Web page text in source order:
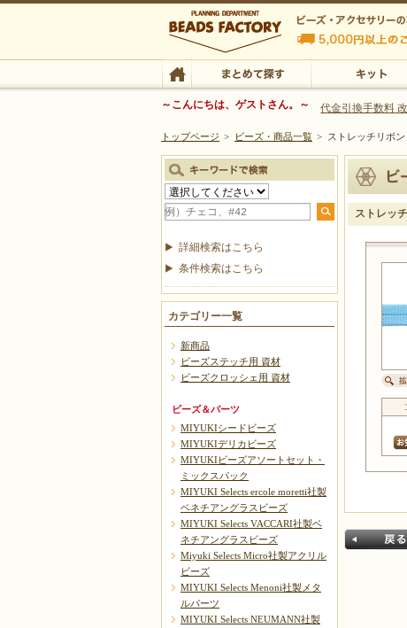
ビーズファクトリー ビーズ・パーツ・金具など・
ビーズ・アクセサリー
ビーズ・アクセサリーの専門店 ビーズファクトリ
TOP まとめて探す
～こんにちは、ゲストさん。～ 代金引換手数料
トップページ > ビーズ・商品一覧 > ストレッチリボ
ストレッ
詳細検索はこちら
条件検索はこちら
カテゴリー一覧
新商品
ビーズステッチ用 資材
ビーズクロッシェ用 資材
ビーズ＆パーツ
MIYUKIシードビーズ
MIYUKIデリカビーズ
MIYUKIビーズアソートセット・
ミックスパック
MIYUKI Selects ercole moretti社製
ベネチアングラスビーズ
MIYUKI Selects VACCARI社製ベ
ネチアングラスビーズ
Miyuki Selects Micro社製アクリル
ビーズ
MIYUKI Selects Menoni社製メタ
ルパーツ
MIYUKI Selects NEUMANN社製